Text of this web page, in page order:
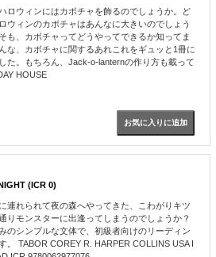
ロウィンにはカボチャを飾るのでしょうか。ど
ウィンのカボチャはあんなに大きいのでしょう
も、カボチャってどうやってできるか知ってま
な、カボチャに関するあれこれをギュッと1冊に
た。もちろん、Jack-o-lanternの作り方も載って
HOUSE
(ICR 0)
連れられて夜の森へやってきた、こわがりキツ
りモンスターに出逢ってしまうのでしょうか？
のシンプルな文体で、初級者向けのリーディン
。 TABOR COREY R. HARPER COLLINS USA I